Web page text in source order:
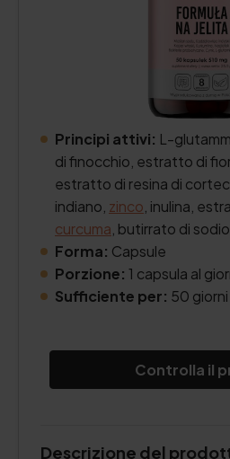
Principi attivi: L-
di finocchio, estratto di
estratto di resina di
indiano, zinco , inulina,
curcuma , butirrato di
Forma: Capsule
Porzione: 1 capsula al
Sufficiente per: 50 giorni
Controlla il
Descrizione del